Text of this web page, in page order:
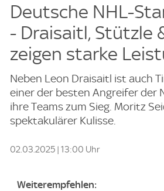
Deutsche NHL-
- Draisaitl, Stützle
zeigen starke
Neben Leon Draisaitl ist auch
einer der besten Angreifer der
ihre Teams zum Sieg. Moritz
spektakulärer Kulisse.
02.03.2025 | 13:00 Uhr
Weiterempfehlen: